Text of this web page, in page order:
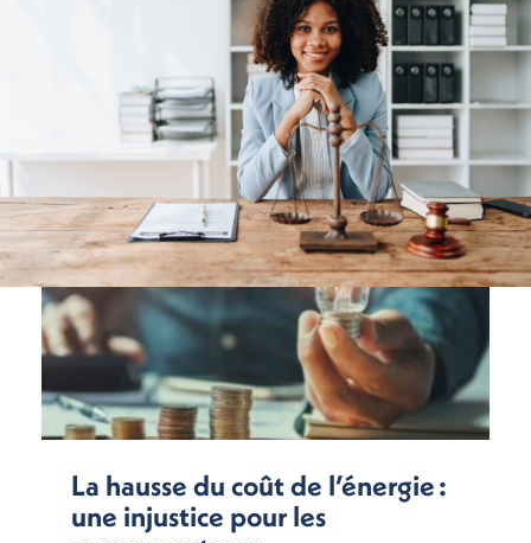
La hausse du coût de l’énergie :
une injustice pour les